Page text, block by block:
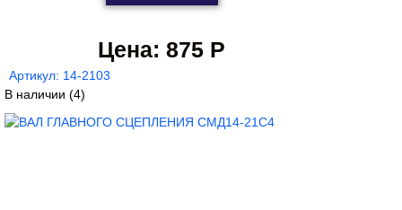
Цена: 875 Р
Артикул: 14-2103
В наличии (4)